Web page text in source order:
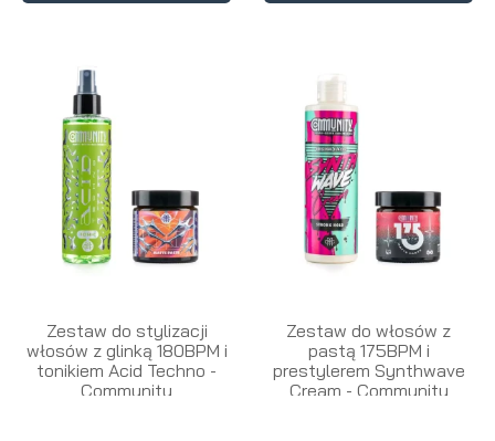
Zestaw do stylizacji
włosów z glinką 180BPM i
tonikiem Acid Techno -
Community
Zestaw do włosów z
pastą 175BPM i
prestylerem Synthwave
Cream - Community